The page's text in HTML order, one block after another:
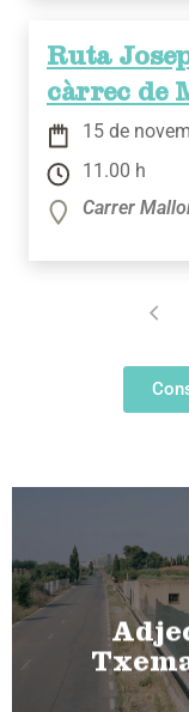
Ruta
càrrec de
15 de
11.00 h
Carrer